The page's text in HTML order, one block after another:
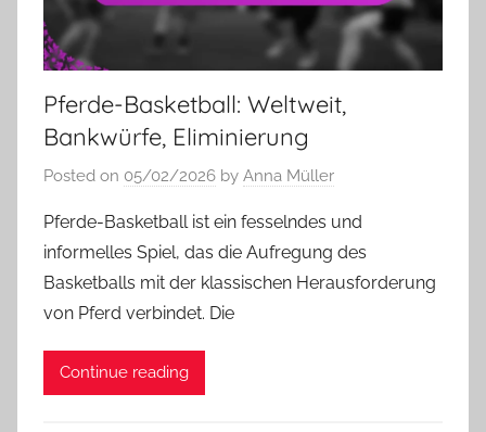
Pferde-Basketball: Weltweit,
Bankwürfe, Eliminierung
Posted on 05/02/2026 by Anna Müller
Pferde-Basketball ist ein fesselndes und
informelles Spiel, das die Aufregung des
Basketballs mit der klassischen Herausforderung
von Pferd verbindet. Die
Continue reading